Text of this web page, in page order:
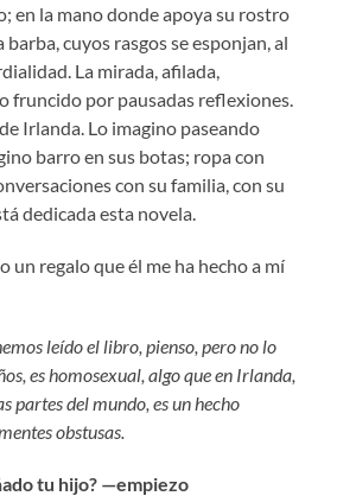
en la mano donde apoya su rostro
cuyos rasgos se esponjan, al
La mirada, afilada,
fruncido por pausadas reflexiones.
Irlanda. Lo imagino paseando
barro en sus botas; ropa con
con su familia, con su
dedicada esta novela.
un regalo que él me ha hecho a mí
leído el libro, pienso, pero no lo
es homosexual, algo que en Irlanda,
partes del mundo, es un hecho
obstusas.
tu hijo? —empiezo